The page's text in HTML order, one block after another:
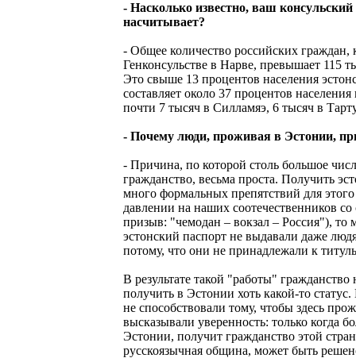
- Насколько известно, ваш
насчитывает?
- Общее количество российских граждан,
Генконсульстве в Нарве, превышает 115
Это свыше 13 процентов населения
составляет около 37 процентов
почти 7 тысяч в Силламяэ, 6 тысяч в
- Почему люди, проживая в Эстонии,
- Причина, по которой столь большое
гражданство, весьма проста. Получить
много формальных препятствий для
давлении на наших соотечественников
призыв: "чемодан – вокзал – Россия"), то
эстонский паспорт не выдавали даже
потому, что они не принадлежали к
В результате такой "работы"
получить в Эстонии хоть какой-то
не способствовали тому, чтобы здесь
высказывали уверенность: только когда
Эстонии, получит гражданство этой
русскоязычная община, может быть